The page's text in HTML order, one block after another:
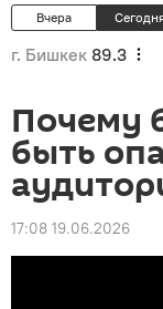
Вчера
г. Бишкек 89.3
Почему
быть
17:08 19.06.2026